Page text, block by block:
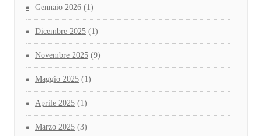
Gennaio 2026 (1)
Dicembre 2025 (1)
Novembre 2025 (9)
Maggio 2025 (1)
Aprile 2025 (1)
Marzo 2025 (3)